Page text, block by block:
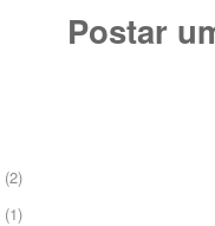
Postar
(2)
(1)